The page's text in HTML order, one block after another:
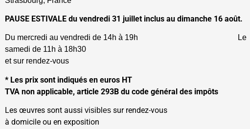
PAUSE ESTIVALE du vendredi 31 juillet inclus au dimanche 16 août.
Du mercredi au vendredi de 14h à 19h
Le
samedi de 11h à 18h30
et sur rendez-vous
* Les prix sont indiqués en euros HT
TVA non applicable, article 293B du code général des impôts
Les œuvres sont aussi visibles sur rendez-vous
à domicile ou en exposition